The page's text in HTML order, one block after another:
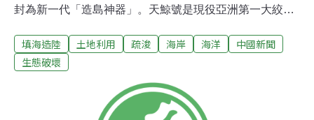
封為新一代「造島神器」。天鯨號是現役亞洲第一大絞吸
速度將海沙、海水的混合物填放到最遠6000公尺外的地
方。而新一代「造島神器」天鯤號性能又全面超越天鯨
海水混合物送到最遠1萬5000公尺的地方，船體並配備有
四種不同類型的絞刀，可以開挖海底硬度更高的岩石。據
填海造陸 土地利用 疏浚 海岸 海洋
中國新聞
生態破壞